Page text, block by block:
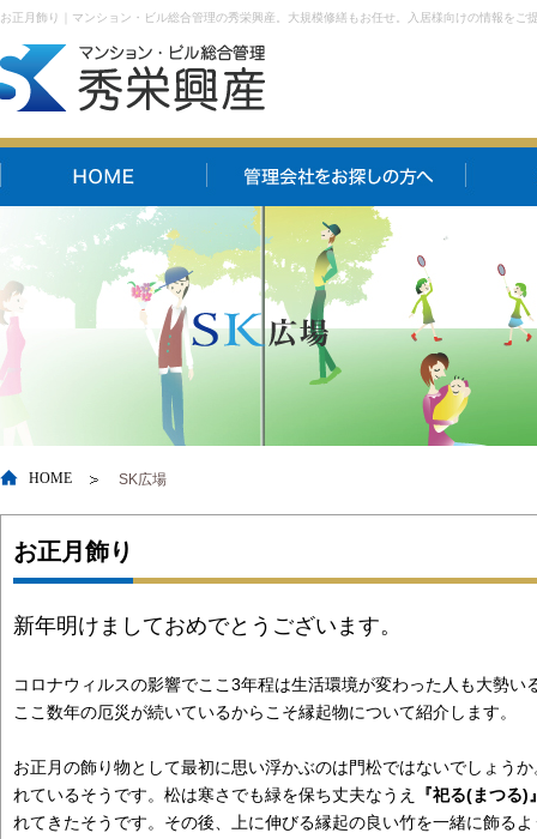
お正月飾り｜マンション・ビル総合管理の秀栄興産。大規模修繕もお任せ。入居様向けの情報をご
HOME SK広場
お正月飾り
新年明けましておめでとうございます。
コロナウィルスの影響でここ3年程は生活環境が変わった人も大勢い
ここ数年の厄災が続いているからこそ縁起物について紹介します。
お正月の飾り物として最初に思い浮かぶのは門松ではないでしょう
れているそうです。松は寒さでも緑を保ち丈夫なうえ
『祀る(まつる)
れてきたそうです。その後、上に伸びる縁起の良い竹を一緒に飾る